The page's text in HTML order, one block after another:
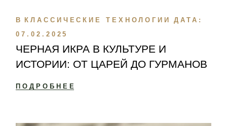
В КЛАССИЧЕСКИЕ ТЕХНОЛОГИИ
ДАТА:
07.02.2025
ЧЕРНАЯ ИКРА В КУЛЬТУРЕ И
ИСТОРИИ: ОТ ЦАРЕЙ ДО ГУРМАНОВ
ПОДРОБНЕЕ